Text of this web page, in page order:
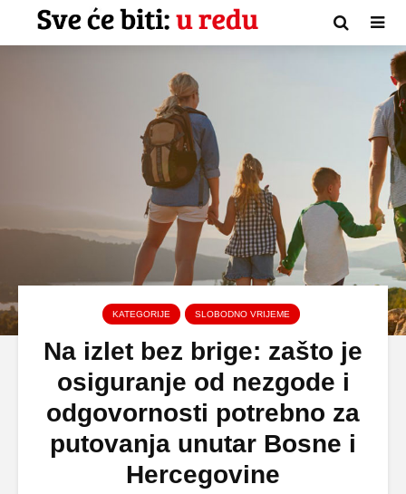
KATEGORIJE SLOBODNO VRIJEME
Na izlet bez brige: zašto je
osiguranje od nezgode i
odgovornosti potrebno za
putovanja unutar Bosne i
Hercegovine